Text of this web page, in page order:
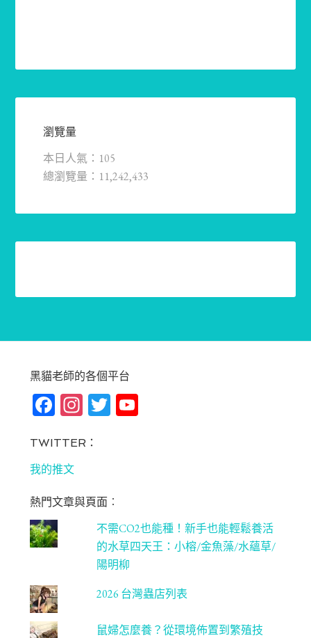
瀏覽量
本日人氣：105
總瀏覽量：11,242,433
黑貓老師的各個平台
Fa
bo
ok
In
ag
m
T Yo
C
ha
n
ne
l
TWITTER：
我的推文
熱門文章與頁面︰
不需CO2也能種！新手也能輕鬆養活
的水草四天王：小榕/金魚藻/水蘊草/
陽明柳
2026 台灣蟲店列表
鼠婦怎麼養？從環境佈置到繁殖技